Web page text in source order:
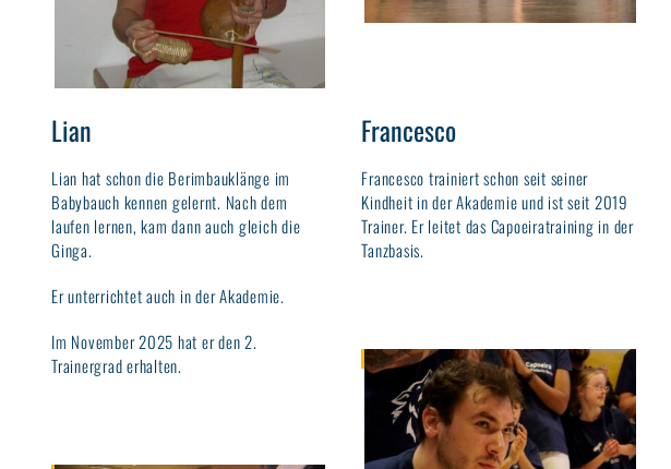
Lian
Lian hat schon die Berimbauklänge im
Babybauch kennen gelernt. Nach dem
laufen lernen, kam dann auch gleich die
Ginga.
Er unterrichtet auch in der Akademie.
Im November 2025 hat er den 2.
Trainergrad erhalten.
Francesco
Francesco trainiert schon seit seiner
Kindheit in der Akademie und ist seit 2019
Trainer. Er leitet das Capoeiratraining in der
Tanzbasis.